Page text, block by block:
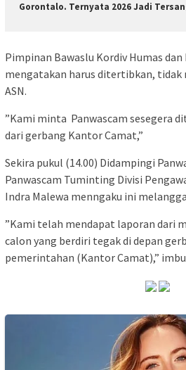
Gorontalo. Ternyata 2026 Jadi
Pimpinan Bawaslu Kordiv Humas
mengatakan harus ditertibkan,
ASN.
”Kami minta Panwascam sesegera
dari gerbang Kantor Camat,”
Sekira pukul (14.00) Didampingi
Panwascam Tuminting Divisi
Indra Malewa menngaku ini
”Kami telah mendapat laporan dari
calon yang berdiri tegak di depan
pemerintahan (Kantor Camat),”